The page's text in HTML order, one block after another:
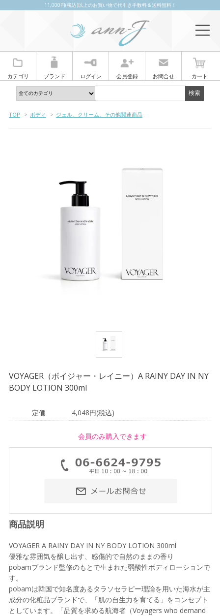
11,000円(税込)以上のお買い物で代引き手数料＆送料無料！
カテゴリ ブランド ログイン 会員登録 お問合せ カート
TOP > ボディ > ジェル、クリーム、その他関連商品
VOYAGER（ボイジャー・レイニー）A RAINY DAY IN NY
BODY LOTION 300ml
定価 4,048円(税込)
会員のみ購入できます
商品説明
VOYAGER A RAINY DAY IN NY BODY LOTION 300ml
優雅な雰囲気を醸し出す、感傷的で自然のままの香り
pobamブランド監修のもとで生まれた弱酸性ボディローションで
す。
pobamは韓国で知名度あるタラソセラピー理論を用いた海水が主
成分の化粧品ブランドで、「肌の自生力を育てる」をコンセプト
としています。「品質を求める航海者（Voyagers who demand